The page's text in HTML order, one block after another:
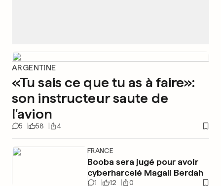
ARGENTINE
«Tu sais ce que tu as à faire»:
son instructeur saute de
l'avion
5 58 4
FRANCE
Booba sera jugé pour avoir
cyberharcelé Magali Berdah
1 12 0